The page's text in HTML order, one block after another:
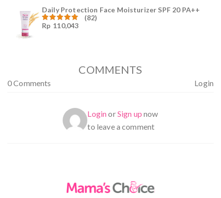
Daily Protection Face Moisturizer SPF 20 PA++
Dinilai
(82)
Rp 110,043
COMMENTS
0 Comments Login
LoginorSign up now
to leave a comment